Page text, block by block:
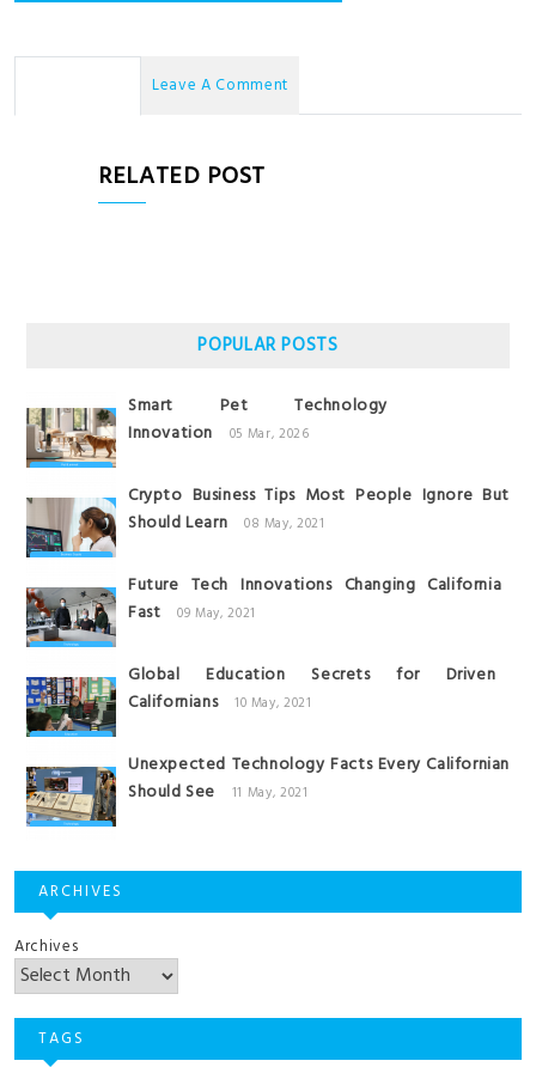
Leave A Comment
RELATED POST
POPULAR POSTS
Smart Pet Technology
Innovation
05 Mar, 2026
Crypto Business Tips Most People Ignore But
Should Learn
08 May, 2021
Future Tech Innovations Changing California
Fast
09 May, 2021
Global Education Secrets for Driven
Californians
10 May, 2021
Unexpected Technology Facts Every Californian
Should See
11 May, 2021
ARCHIVES
Archives
TAGS